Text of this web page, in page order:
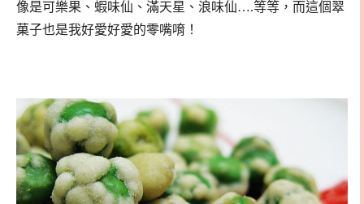
像是可樂果、蝦味仙、滿天星、浪味仙….等等，而這個翠
菓子也是我好愛好愛的零嘴唷！